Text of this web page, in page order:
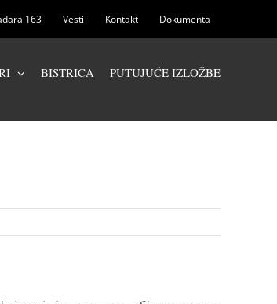
163 Vesti Kontakt Dokumenta
BISTRICA PUTUJUĆE IZLOŽBE